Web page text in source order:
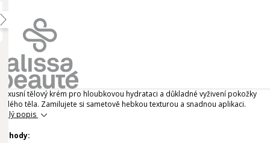
Luxusní tělový krém pro hloubkovou hydrataci a důkladné vyživení pokožky
celého těla. Zamilujete si sametově hebkou texturou a snadnou aplikaci.
Celý popis
Výhody: